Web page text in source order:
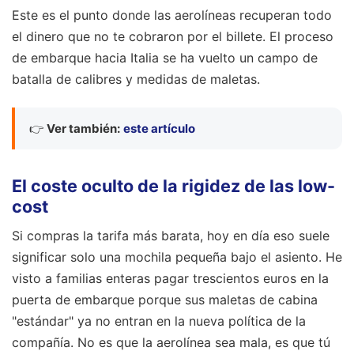
Este es el punto donde las aerolíneas recuperan todo
el dinero que no te cobraron por el billete. El proceso
de embarque hacia Italia se ha vuelto un campo de
batalla de calibres y medidas de maletas.
👉 Ver también: este artículo
El coste oculto de la rigidez de las low-
cost
Si compras la tarifa más barata, hoy en día eso suele
significar solo una mochila pequeña bajo el asiento. He
visto a familias enteras pagar trescientos euros en la
puerta de embarque porque sus maletas de cabina
"estándar" ya no entran en la nueva política de la
compañía. No es que la aerolínea sea mala, es que tú